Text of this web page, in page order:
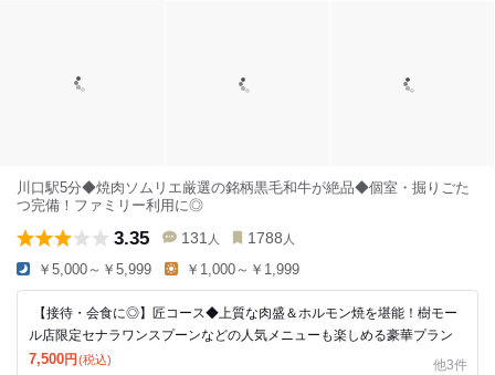
川口駅5分◆焼肉ソムリエ厳選の銘柄黒毛和牛が絶品◆個室・掘りごた
つ完備！ファミリー利用に◎
3.35 131 人 1788 人
￥5,000～￥5,999 ￥1,000～￥1,999
【接待・会食に◎】匠コース◆上質な肉盛＆ホルモン焼を堪能！樹モー
ル店限定セナラワンスプーンなどの人気メニューも楽しめる豪華プラン
7,500円 (税込) 他3件